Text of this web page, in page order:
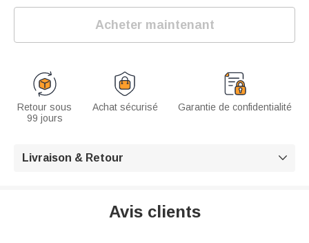
Acheter maintenant
Retour sous
99 jours
Achat sécurisé Garantie de confidentialité
Livraison & Retour 
Avis clients